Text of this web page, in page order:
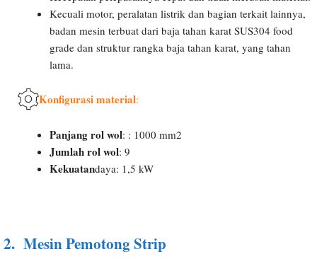
Kecuali motor, peralatan listrik dan bagian terkait lainnya,
badan mesin terbuat dari baja tahan karat SUS304 food
grade dan struktur rangka baja tahan karat, yang tahan
lama.
Konfigurasi material:
Panjang rol wol: : 1000 mm2
Jumlah rol wol: 9
Kekuatandaya: 1,5 kW
2. Mesin Pemotong Strip